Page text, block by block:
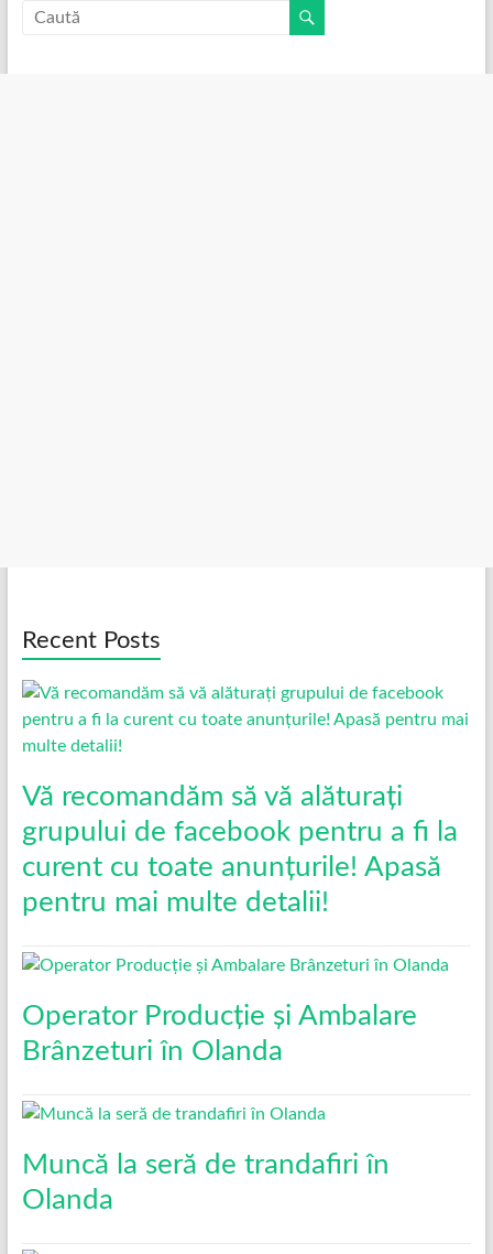
Recent Posts
Vă recomandăm să vă alăturați
grupului de facebook pentru a fi la
curent cu toate anunțurile! Apasă
pentru mai multe detalii!
Operator Producție și Ambalare
Brânzeturi în Olanda
Muncă la seră de trandafiri în
Olanda